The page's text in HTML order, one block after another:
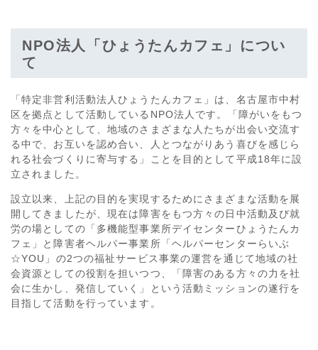
NPO法人「ひょうたんカフェ」につい
て
「特定非営利活動法人ひょうたんカフェ」は、名古屋市中村
区を拠点として活動しているNPO法人です。「障がいをもつ
方々を中心として、地域のさまざまな人たちが出会い交流す
る中で、お互いを認め合い、人とつながりあう喜びを感じら
れる社会づくりに寄与する」ことを目的として平成18年に設
立されました。
設立以来、上記の目的を実現するためにさまざまな活動を展
開してきましたが、現在は障害をもつ方々の日中活動及び就
労の場としての「多機能型事業所デイセンターひょうたんカ
フェ」と障害者ヘルパー事業所「ヘルパーセンターらいぶ
☆YOU」の2つの福祉サービス事業の運営を通じて地域の社
会資源としての役割を担いつつ、「障害のある方々の力を社
会に生かし、発信していく」という活動ミッションの遂行を
目指して活動を行っています。